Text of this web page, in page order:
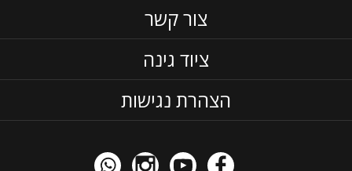
צור קשר
ציוד גינה
הצהרת נגישות